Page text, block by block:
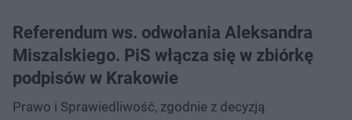
Referendum ws. odwołania Aleksandra
Miszalskiego. PiS włącza się w zbiórkę
podpisów w Krakowie
Prawo i Sprawiedliwość, zgodnie z decyzją